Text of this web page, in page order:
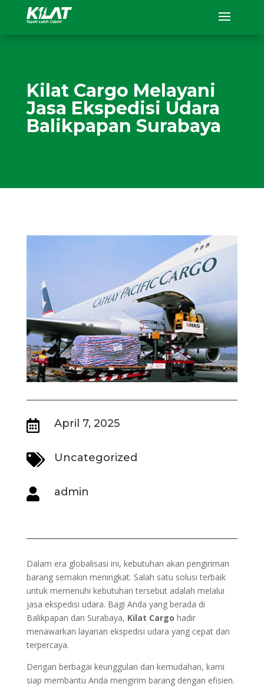
Kilat Cargo Melayani
Jasa Ekspedisi Udara
Balikpapan Surabaya
 April 7, 2025
 Uncategorized
 admin
Dalam era globalisasi ini, kebutuhan akan pengiriman
barang semakin meningkat. Salah satu solusi terbaik
untuk memenuhi kebutuhan tersebut adalah melalui
jasa ekspedisi udara. Bagi Anda yang berada di
Balikpapan dan Surabaya, Kilat Cargo hadir
menawarkan layanan ekspedisi udara yang cepat dan
terpercaya.
Dengan berbagai keunggulan dan kemudahan, kami
siap membantu Anda mengirim barang dengan efisien.